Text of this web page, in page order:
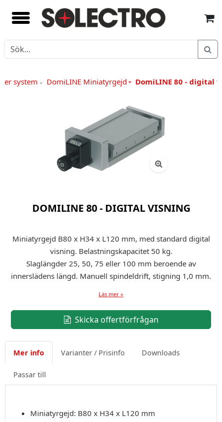
system» DomiLINE Miniatyrgejd DomiLINE 80 - digital
DOMILINE 80 - DIGITAL VISNING
Miniatyrgejd B80 x H34 x L120 mm, med standard digital
visning. Belastningskapacitet 50 kg.
Slaglängder 25, 50, 75 eller 100 mm beroende av
innerslädens längd. Manuell spindeldrift, stigning 1,0 mm.
Läs mer »
Skicka offertförfrågan
Mer info Varianter / Prisinfo Downloads
Passar till
Miniatyrgejd: B80 x H34 x L120 mm